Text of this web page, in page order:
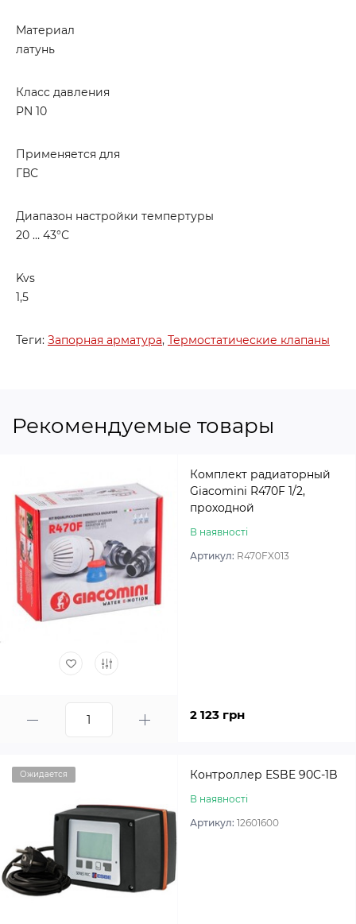
Материал
латунь
Класс давления
PN 10
Применяется для
ГВС
Диапазон настройки темпертуры
20 … 43°С
Kvs
1,5
Теги: Запорная арматура, Термостатические клапаны
Рекомендуемые товары
Комплект радиаторный
Giacomini R470F 1/2,
проходной
В наявності
Артикул: R470FX013
2 123 грн
Ожидается Контроллер ESBE 90C-1B
В наявності
Артикул: 12601600